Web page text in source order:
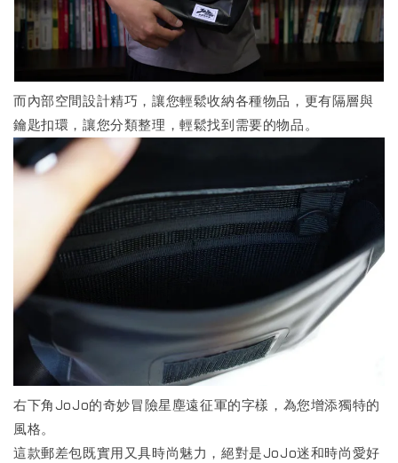
而內部空間設計精巧，讓您輕鬆收納各種物品，更有隔層與
鑰匙扣環，讓您分類整理，輕鬆找到需要的物品。
右下角JoJo的奇妙冒險星塵遠征軍的字樣，為您增添獨特的
風格。
這款郵差包既實用又具時尚魅力，絕對是JoJo迷和時尚愛好